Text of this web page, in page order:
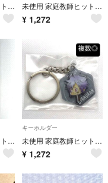
未使用 家庭教師ヒットマンREBORN! アクリルチャームコレクション クローム髑髏 ジャンプショップ中国限定 未使用 家庭教師ヒットマンREBORN! アクリルチャームコレクション マーモン ジャンプショップ中国限定
¥ 1,272
未使用 家庭教師ヒットマンREBORN! アクリルチャームコレクション ラル・ミルチ ジャンプショップ中国限定
キーホルダー
未使用 家庭教師ヒットマンREBORN! アクリルチャームコレクション 白蘭 ジャンプショップ中国限定
¥ 1,272